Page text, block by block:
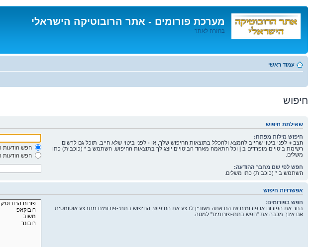
מערכת פורומים - אתר הרובוטיקה הישראלי
בחזרה לאתר
לתוכן
עמוד ראשי
חיפוש
שאילתת חיפוש
חיפוש מילות מפתח:
הצב + לפני ביטוי שחייב להמצא ולהכלל בתוצאות החיפוש שלך, או - לפני ביטוי שלא חייב. תוכל גם לרשום
רשימת ביטויים מופרדים ב | וכל התאמה מאחד הביטויים יוצג לך בתוצאות החיפוש. השתמש ב * (כוכבית) כתו
משלים.
חפש הודעות
חפש הודעות
חפש לפי שם מחבר ההודעה:
השתמש ב * (כוכבית) כתו משלים.
אפשרויות חיפוש
חפש בפורומים:
בחר את הפורום או פורומים שבהם אתה מעוניין לבצע את החיפוש. החיפוש בתתי-פורומים מתבצע אוטומטית
אם אינך מכבה את "חפש בתת-פורומים" למטה.